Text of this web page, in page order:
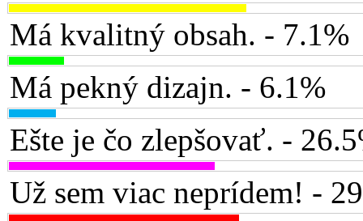
Má kvalitný obsah. - 7.1%
Má pekný dizajn. - 6.1%
Ešte je čo zlepšovať. -
Už sem viac neprídem! -